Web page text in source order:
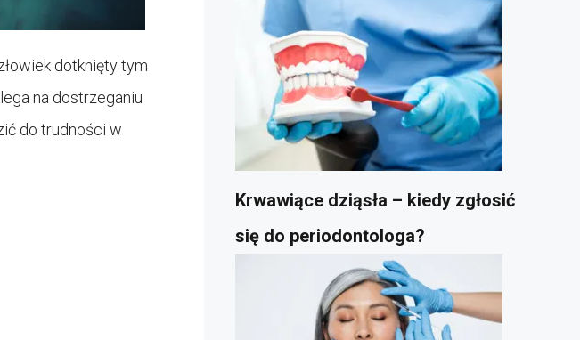
dotknięty tym
na dostrzeganiu
do trudności w
Krwawiące dziąsła – kiedy zgłosić
się do periodontologa?